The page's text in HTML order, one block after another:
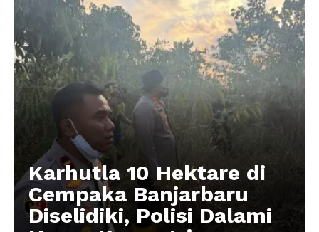
Karhutla 10 Hektare di
Cempaka Banjarbaru
Diselidiki, Polisi Dalami